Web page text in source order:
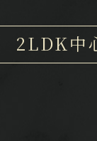
2LDK中